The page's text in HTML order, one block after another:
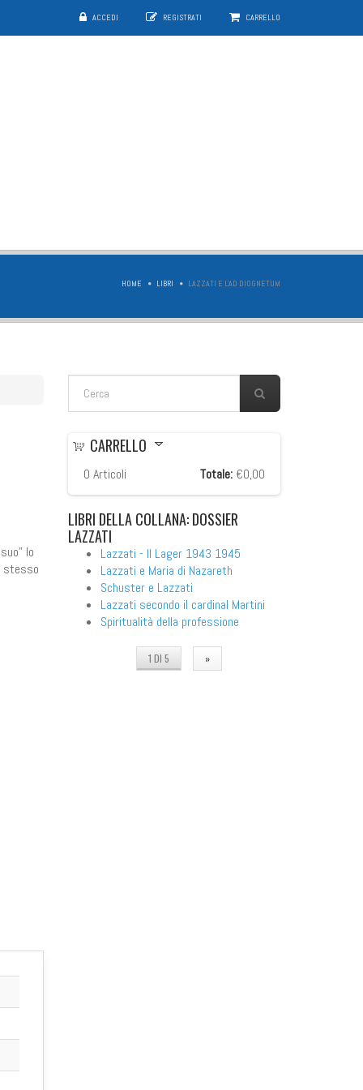
ACCEDI REGISTRATI CARRELLO
HOME LIBRI LAZZATI E L'AD DIOGNETUM
FORM DI RICERCA
lo
stesso
CARRELLO
0 Articoli Totale: €0,00
LIBRI DELLA COLLANA: DOSSIER
LAZZATI
Lazzati - Il Lager 1943 1945
Lazzati e Maria di Nazareth
Schuster e Lazzati
Lazzati secondo il cardinal Martini
Spiritualità della professione
1 DI 5 »